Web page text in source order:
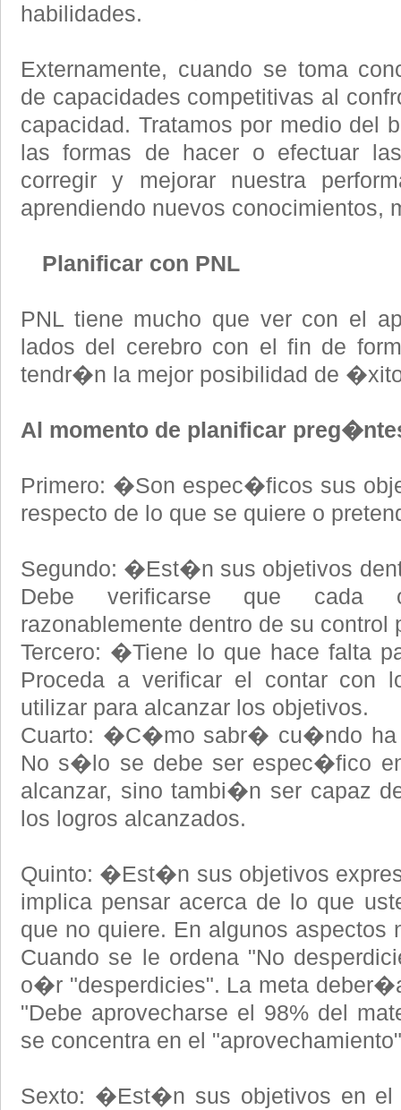
habilidades.
Externamente, cuando se toma
de capacidades competitivas al
capacidad. Tratamos por medio del
las formas de hacer o efectuar
corregir y mejorar nuestra
aprendiendo nuevos conocimientos,
Planificar con PNL
PNL tiene mucho que ver con el
lados del cerebro con el fin de
tendr�n la mejor posibilidad de
Al momento de planificar
Primero: �Son espec�ficos sus
respecto de lo que se quiere o
Segundo: �Est�n sus objetivos
Debe verificarse que cada
razonablemente dentro de su control
Tercero: �Tiene lo que hace falta
Proceda a verificar el contar con
utilizar para alcanzar los objetivos.
Cuarto: �C�mo sabr� cu�ndo ha
No s�lo se debe ser espec�fico
alcanzar, sino tambi�n ser capaz
los logros alcanzados.
Quinto: �Est�n sus objetivos
implica pensar acerca de lo que
que no quiere. En algunos aspectos
Cuando se le ordena "No
o�r "desperdicies". La meta
"Debe aprovecharse el 98% del
se concentra en el
Sexto: �Est�n sus objetivos en